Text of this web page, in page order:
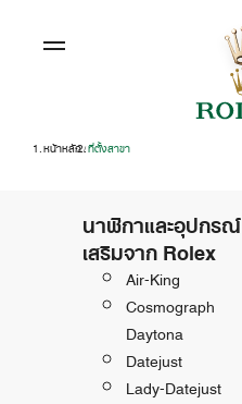
หน้าหลัก/ที่ตั้งสาขา
นาฬิกาและอุปกรณ์
เสริมจาก Rolex
Air-King
Cosmograph
Daytona
Datejust
Lady-Datejust